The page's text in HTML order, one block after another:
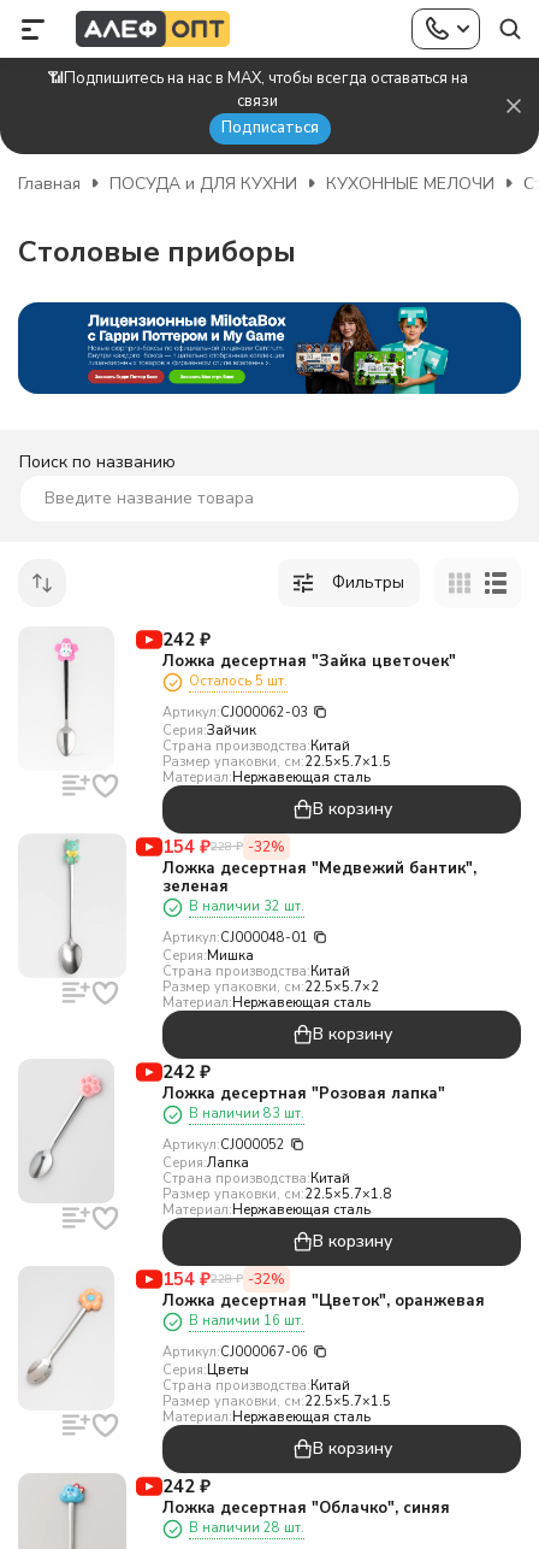
📶Подпишитесь на нас в MAX, чтобы всегда оставаться на
связи
Подписаться
Главная ПОСУДА и ДЛЯ КУХНИ КУХОННЫЕ МЕЛОЧИ
Столовые приборы
Поиск по названию
Фильтры
242 ₽
Ложка десертная "Зайка цветочек"
Осталось 5 шт.
Артикул:CJ000062-03
Серия:Зайчик
Страна производства:Китай
Размер упаковки, см:22.5×5.7×1.5
Материал:Нержавеющая сталь
В корзину
154 ₽228 ₽ -32%
Ложка десертная "Медвежий бантик",
зеленая
В наличии 32 шт.
Артикул:CJ000048-01
Серия:Мишка
Страна производства:Китай
Размер упаковки, см:22.5×5.7×2
Материал:Нержавеющая сталь
В корзину
242 ₽
Ложка десертная "Розовая лапка"
В наличии 83 шт.
Артикул:CJ000052
Серия:Лапка
Страна производства:Китай
Размер упаковки, см:22.5×5.7×1.8
Материал:Нержавеющая сталь
В корзину
154 ₽228 ₽ -32%
Ложка десертная "Цветок", оранжевая
В наличии 16 шт.
Артикул:CJ000067-06
Серия:Цветы
Страна производства:Китай
Размер упаковки, см:22.5×5.7×1.5
Материал:Нержавеющая сталь
В корзину
242 ₽
Ложка десертная "Облачко", синяя
В наличии 28 шт.